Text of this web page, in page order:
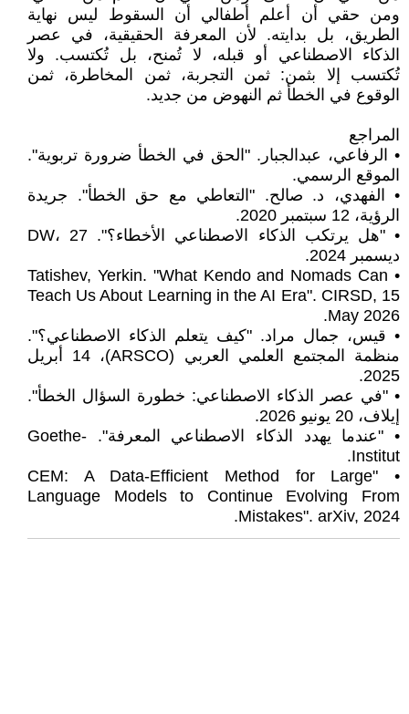
ومن حقي أن أعلم أطفالي أن السقوط ليس نهاية
الطريق، بل بدايته. لأن المعرفة الحقيقية، في عصر
الذكاء الاصطناعي أو قبله، لا تُمنح، بل تُكتسب. ولا
تُكتسب إلا بثمن: ثمن التجربة، ثمن المخاطرة، ثمن
الوقوع في الخطأ ثم النهوض من جديد.
المراجع
• الرفاعي، عبدالجبار. "الحق في الخطأ ضرورة تربوية".
الموقع الرسمي.
• الفهدي، د. صالح. "التعاطي مع حق الخطأ". جريدة
الرؤية، 12 سبتمبر 2020.
• "هل يرتكب الذكاء الاصطناعي الأخطاء؟". DW، 27
ديسمبر 2024.
• Tatishev, Yerkin. "What Kendo and Nomads Can
Teach Us About Learning in the AI Era". CIRSD, 15
May 2026.
• قيس، جمال مراد. "كيف يتعلم الذكاء الاصطناعي؟".
منظمة المجتمع العلمي العربي (ARSCO)، 14 أبريل
2025.
• "في عصر الذكاء الاصطناعي: خطورة السؤال الخطأ".
إيلاف، 20 يونيو 2026.
• "عندما يهدد الذكاء الاصطناعي المعرفة". Goethe-
Institut.
• "CEM: A Data-Efficient Method for Large
Language Models to Continue Evolving From
Mistakes". arXiv, 2024.